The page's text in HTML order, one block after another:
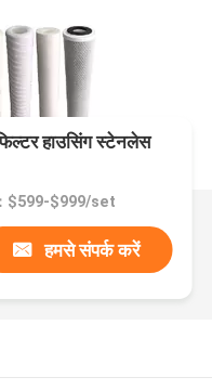
हाउसिंग स्टेनलेस
$599-$999/set
हमसे संपर्क करें